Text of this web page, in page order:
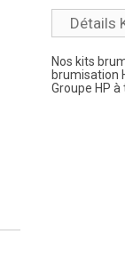
Détails
Nos kits
brumisation
Groupe HP